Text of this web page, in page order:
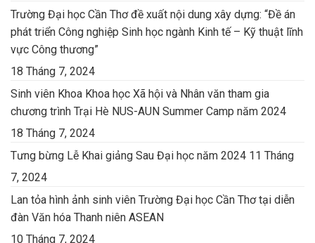
Trường Đại học Cần Thơ đề xuất nội dung xây dựng: “Đề án
phát triển Công nghiệp Sinh học ngành Kinh tế – Kỹ thuật lĩnh
vực Công thương”
18 Tháng 7, 2024
Sinh viên Khoa Khoa học Xã hội và Nhân văn tham gia
chương trình Trại Hè NUS-AUN Summer Camp năm 2024
18 Tháng 7, 2024
Tưng bừng Lễ Khai giảng Sau Đại học năm 2024 11 Tháng
7, 2024
Lan tỏa hình ảnh sinh viên Trường Đại học Cần Thơ tại diễn
đàn Văn hóa Thanh niên ASEAN
10 Tháng 7, 2024